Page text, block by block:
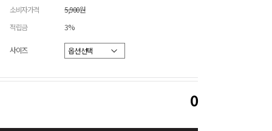
소비자가격
5,900원
적립금
3%
사이즈
0